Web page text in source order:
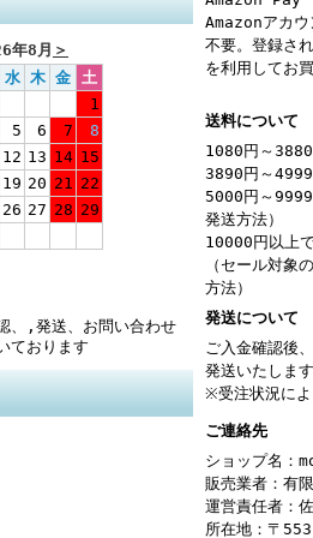
年8月 ＞
水 木 金 土
1
5 6 7
8
12 13 14 15
19 20 21 22
26 27 28 29
、,発送、お問い合わせ
ております
Amazonアカ
不要。登録さ
を利用してお
送料について
1080円～
3890円～
5000円～
発送方法）
10000円以上
（セール対象
方法）
発送について
ご入金確認後
発送いたします
※受注状況によ
ご連絡先
ショップ名：
販売業者：有
運営責任者：
所在地：〒